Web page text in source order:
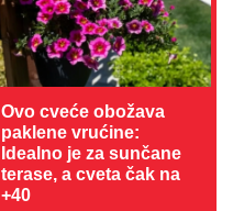
Ovo cveće obožava
paklene vrućine:
Idealno je za sunčane
terase, a cveta čak na
+40